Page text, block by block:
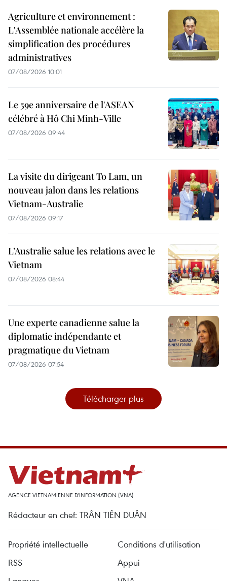
Agriculture et environnement :
L'Assemblée nationale accélère la
simplification des procédures
administratives
07/08/2026 10:01
Le 59e anniversaire de l'ASEAN
célébré à Hô Chi Minh-Ville
07/08/2026 09:44
La visite du dirigeant To Lam, un
nouveau jalon dans les relations
Vietnam-Australie
07/08/2026 09:17
L’Australie salue les relations avec le
Vietnam
07/08/2026 08:44
Une experte canadienne salue la
diplomatie indépendante et
pragmatique du Vietnam
07/08/2026 07:54
Télécharger plus
AGENCE VIETNAMIENNE D'INFORMATION (VNA)
Rédacteur en chef: TRÂN TIÊN DUÂN
Propriété intellectuelle
Conditions d'utilisation
RSS
Appui